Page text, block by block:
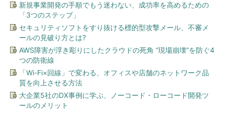
新規事業開発の手順でもう迷わない、成功率を高めるための
「3つのステップ」
セキュリティソフトをすり抜ける標的型攻撃メール、不審メ
ールの見破り方とは?
AWS障害が浮き彫りにしたクラウドの死角 “現場崩壊”を防ぐ4
つの防衛線
「Wi-Fi×回線」で変わる、オフィスや店舗のネットワーク品
質を向上させる方法
大企業5社のDX事例に学ぶ、ノーコード・ローコード開発ツ
ールのメリット